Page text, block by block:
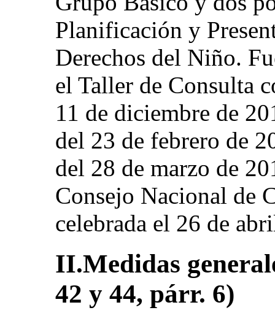
Planificación y
Derechos del Niño.
el Taller de Consulta
11 de diciembre de
del 23 de febrero de
del 28 de marzo de
Consejo Nacional de
celebrada el 26 de
II.Medidas
42 y 44, párr. 6)